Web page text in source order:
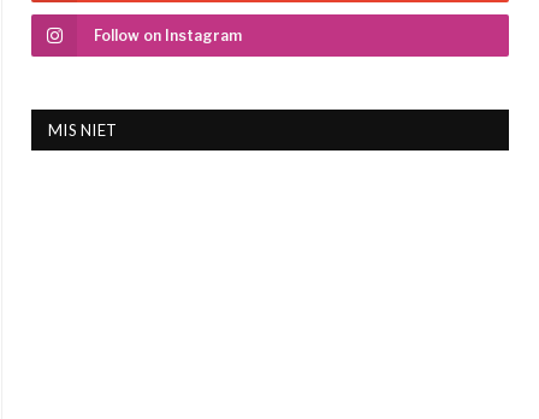
Follow on Instagram
MIS NIET